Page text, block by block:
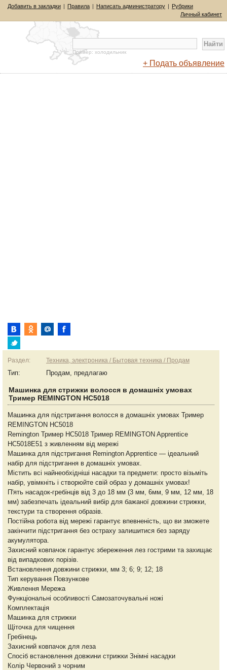
Добавить в закладки | Правила | Написать администратору | Рубрики
Личный кабинет
Пример: холодильник
+ Подать объявление
Раздел: Техника, электроника / Бытовая техника / Продам
Тип: Продам, предлагаю
Машинка для стрижки волосся в домашніх умовах
Тример REMINGTON HC5018
Машинка для підстригання волосся в домашніх умовах Тример
REMINGTON HC5018
Remington Тример HC5018 Тример REMINGTON Apprentice
HC5018E51 з живленням від мережі
Машинка для підстригання Remington Apprentice — ідеальний
набір для підстригання в домашніх умовах.
Містить всі найнеобхідніші насадки та предмети: просто візьміть
набір, увімкніть і створюйте свій образ у домашніх умовах!
П'ять насадок-гребінців від 3 до 18 мм (3 мм, 6мм, 9 мм, 12 мм, 18
мм) забезпечать ідеальний вибір для бажаної довжини стрижки,
текстури та створення образів.
Постійна робота від мережі гарантує впевненість, що ви зможете
закінчити підстригання без остраху залишитися без заряду
акумулятора.
Захисний ковпачок гарантує збереження лез гострими та захищає
від випадкових порізів.
Встановлення довжини стрижки, мм 3; 6; 9; 12; 18
Тип керування Повзункове
Живлення Мережа
Функціональні особливості Самозаточувальні ножі
Комплектація
Машинка для стрижки
Щіточка для чищення
Гребінець
Захисний ковпачок для леза
Спосіб встановлення довжини стрижки Знімні насадки
Колір Червоний з чорним